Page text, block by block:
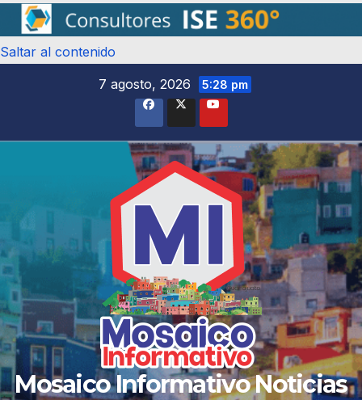
Saltar al contenido
7 agosto, 2026
5:28 pm
Mosaico Informativo Noticias